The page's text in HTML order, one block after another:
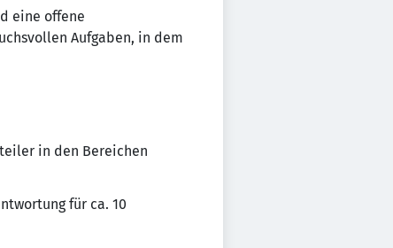
eine offene
Aufgaben, in dem
in den Bereichen
für ca. 10